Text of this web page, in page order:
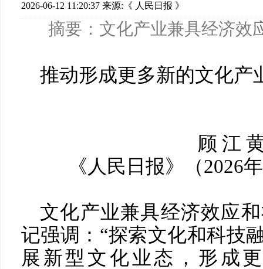
2026-06-12 11:20:37 来源:​《 人民日报 》
摘要：文化产业兼具经济效
推动形成更多新的文化产
顾 江
《人民日报》（2026
文化产业兼具经济效应
记强调：“探索文化和科技
展新型文化业态，形成